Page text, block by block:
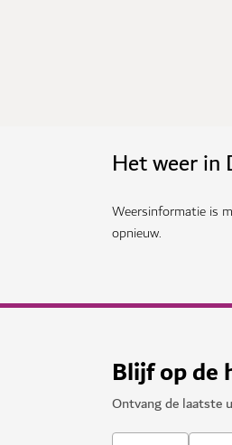
Het weer in
Weersinformatie is
opnieuw.
Blijf op de
Ontvang de laatste